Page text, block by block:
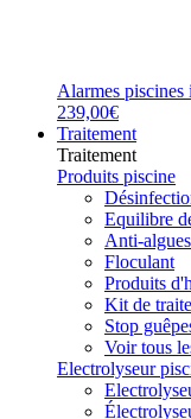
Alarmes piscines
239,00€
Traitement
Traitement
Produits piscine
Equilibre
Anti-
Floculant
Produits
Kit de
Stop
Voir tous
Electrolyseur